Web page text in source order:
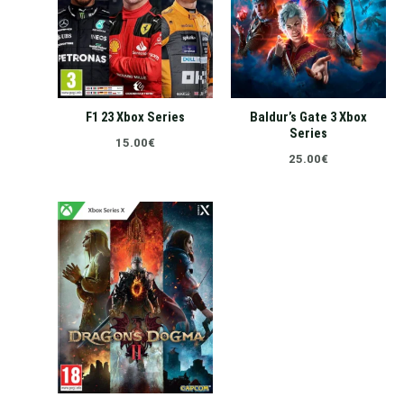
F1 23 Xbox Series
15.00€
Baldur’s Gate 3 Xbox
Series
25.00€